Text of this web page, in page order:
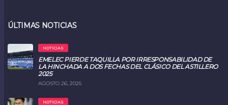
ÚLTIMAS NOTICIAS
NOTICIAS
EMELEC PIERDE TAQUILLA POR IRRESPONSABILIDAD DE
LA HINCHADA A DOS FECHAS DEL CLÁSICO DEL ASTILLERO
2025
AGOSTO 26, 2025
NOTICIAS